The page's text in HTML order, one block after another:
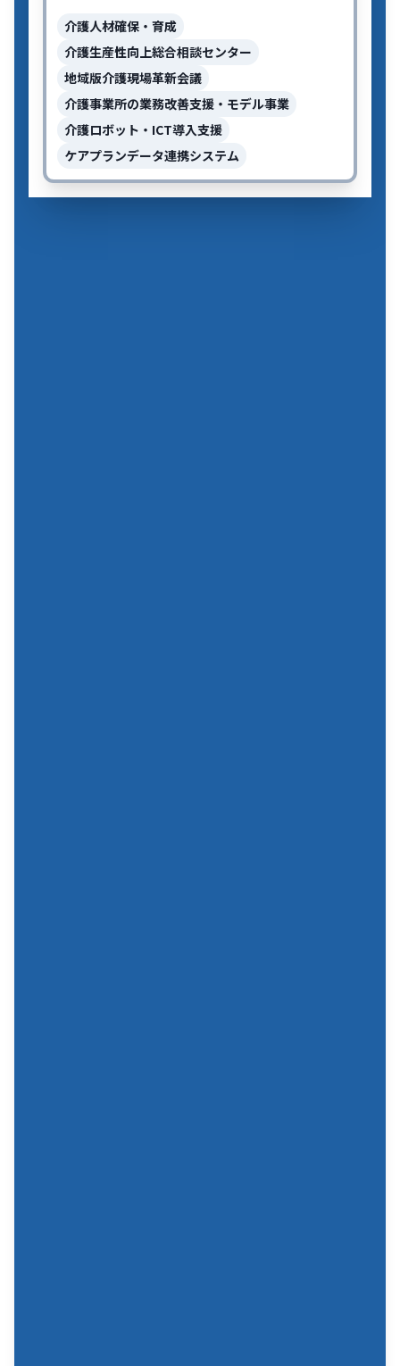
介護人材確保・育成
介護生産性向上総合相談センター
地域版介護現場革新会議
介護事業所の業務改善支援・モデル事業
介護ロボット・ICT導入支援
ケアプランデータ連携システム